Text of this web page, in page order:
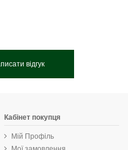
відгук
Кабінет покупця
Мій Профіль